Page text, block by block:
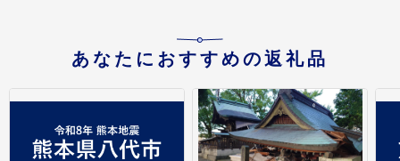
あなたにおすすめの返礼品